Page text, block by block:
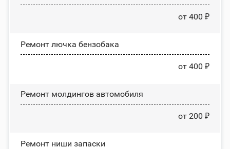
от 400 ₽
Ремонт лючка бензобака
от 400 ₽
Ремонт молдингов автомобиля
от 200 ₽
Ремонт ниши запаски